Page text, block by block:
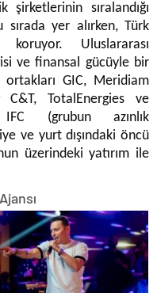
sıralandığı
sırada yer alırken, Türk
Uluslararası
ve finansal gücüyle bir
GIC, Meridiam
C&T, TotalEnergies ve
(grubun azınlık
ve yurt dışındaki öncü
üzerindeki yatırım ile